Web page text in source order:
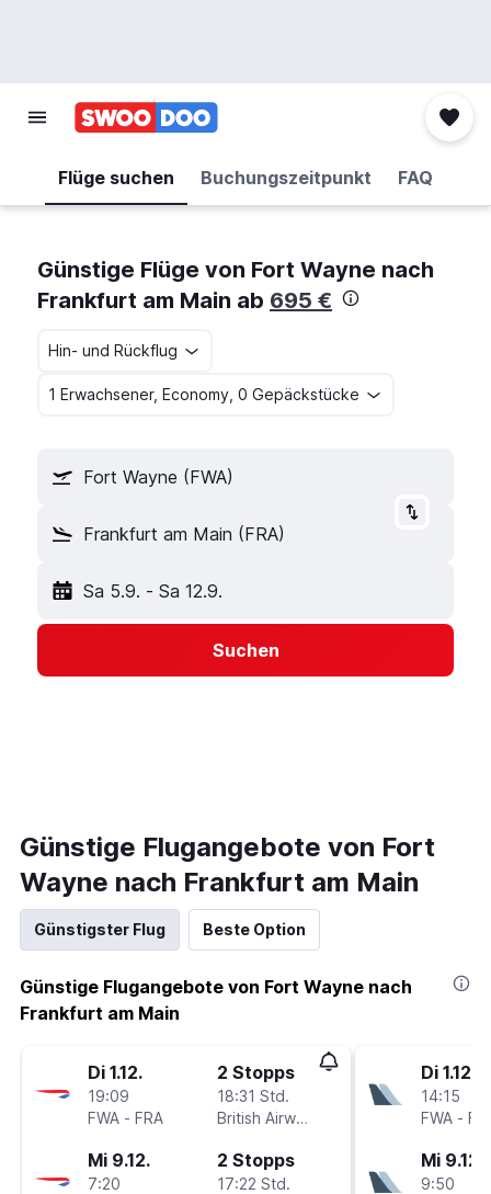
Flüge suchen Buchungszeitpunkt FAQ
Günstige Flüge von Fort Wayne nach
Frankfurt am Main ab 695 €
Hin- und Rückflug
1 Erwachsener, Economy, 0 Gepäckstücke
Fort Wayne (FWA)
Frankfurt am Main (FRA)
Sa 5.9. - Sa 12.9.
Suchen
Günstige Flugangebote von Fort
Wayne nach Frankfurt am Main
Günstigster Flug Beste Option
Günstige Flugangebote von Fort Wayne nach
Frankfurt am Main
Di 1.12.
19:09
FWA - FRA
2 Stopps
18:31 Std.
British Airways
Mi 9.12.
7:20
2 Stopps
17:22 Std.
Di 1.12.
14:15
FWA -
Mi 9.12.
9:50